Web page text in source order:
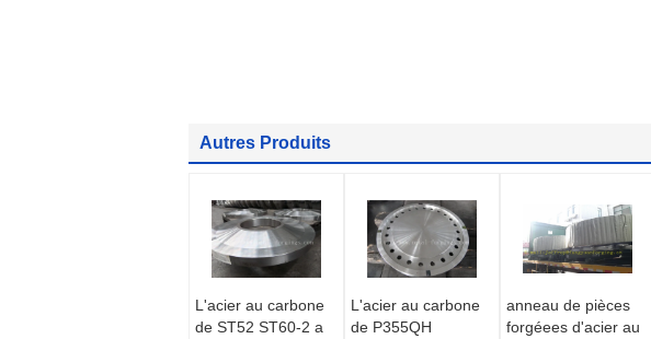
Autres Produits
L'acier au carbone
de ST52 ST60-2 a
L'acier au carbone
de P355QH
anneau de pièces
forgéees d'acier au